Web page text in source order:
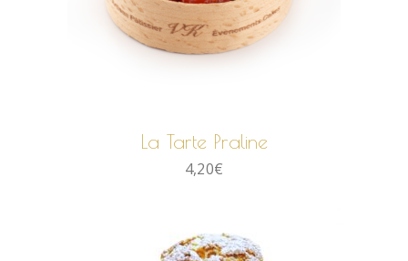
La Tarte Praline
4,20€